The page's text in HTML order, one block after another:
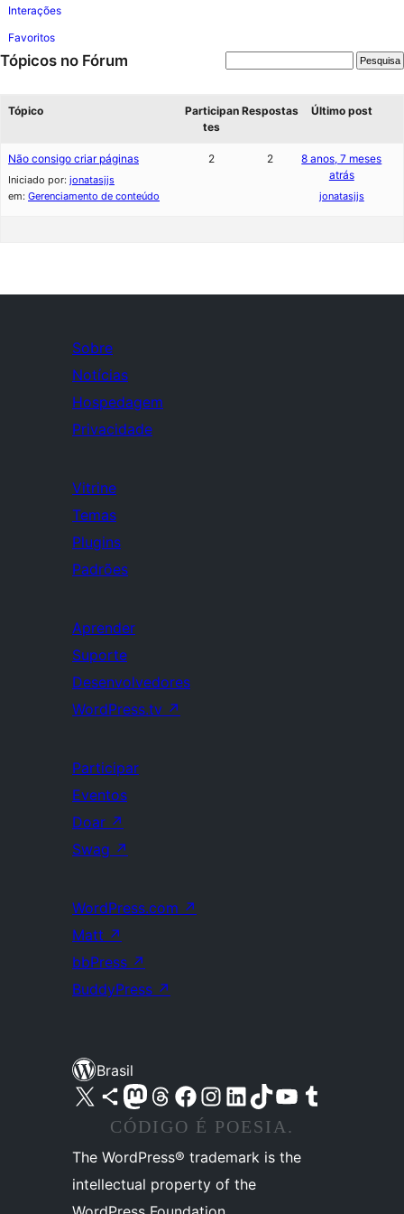
Interações
Favoritos
Tópicos no Fórum
Tópico
Participan
tes
Respostas Último post
Não consigo criar páginas
Iniciado por: jonatasjjs
em: Gerenciamento de conteúdo
2 2
8 anos, 7 meses
atrás
jonatasjjs
Sobre
Notícias
Hospedagem
Privacidade
Vitrine
Temas
Plugins
Padrões
Aprender
Suporte
Desenvolvedores
WordPress.tv ↗
Participar
Eventos
Doar ↗
Swag ↗
WordPress.com ↗
Matt ↗
bbPress ↗
BuddyPress ↗
Brasil
Acessar nossa conta do X (antigo Twitter)
Acessar nossa conta do Bluesky
Acessar nossa conta do Mastodon
Acessar nossa conta do Threads
Acessar nossa página do Facebook
Acessar nossa conta do Instagram
Acessar nossa conta do LinkedIn
Acessar nossa conta do TikTok
Acessar nosso canal do YouTube
Acessar nossa conta no Tumblr
CÓDIGO É POESIA.
The WordPress® trademark is the
intellectual property of the